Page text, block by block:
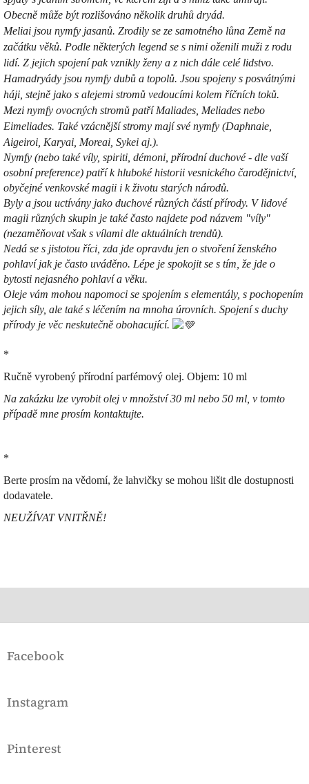
Obecně může být rozlišováno několik druhů dryád.
Meliai jsou nymfy jasanů. Zrodily se ze samotného lůna Země na
začátku věků. Podle některých legend se s nimi oženili muži z rodu
lidí. Z jejich spojení pak vznikly ženy a z nich dále celé lidstvo.
Hamadryády jsou nymfy dubů a topolů. Jsou spojeny s posvátnými
háji, stejně jako s alejemi stromů vedoucími kolem říčních toků.
Mezi nymfy ovocných stromů patří Maliades, Meliades nebo
Eimeliades. Také vzácnější stromy mají své nymfy (Daphnaie,
Aigeiroi, Karyai, Moreai, Sykei aj.).
Nymfy (nebo také víly, spiriti, démoni, přírodní duchové - dle vaší
osobní preference) patří k hluboké historii vesnického čarodějnictví,
obyčejné venkovské magii i k životu starých národů.
Byly a jsou uctívány jako duchové různých částí přírody. V lidové
magii různých skupin je také často najdete pod názvem "víly"
(nezaměňovat však s vílami dle aktuálních trendů).
Nedá se s jistotou říci, zda jde opravdu jen o stvoření ženského
pohlaví jak je často uváděno. Lépe je spokojit se s tím, že jde o
bytosti nejasného pohlaví a věku.
Oleje vám mohou napomoci se spojením s elementály, s pochopením
jejich síly, ale také s léčením na mnoha úrovních. Spojení s duchy
přírody je věc neskutečně obohacující.
*
Ručně vyrobený přírodní parfémový olej. Objem: 10 ml
Na zakázku lze vyrobit olej v množství 30 ml nebo 50 ml, v tomto
případě mne prosím kontaktujte.
*
Berte prosím na vědomí, že lahvičky se mohou lišit dle dostupnosti
dodavatele.
NEUŽÍVAT VNITŘNĚ!
pFacebook
Instagram
Pinterest